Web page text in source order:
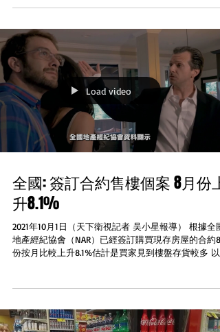
Load video
全國: 簽訂合約售樓個案 8月份上
升8.1%
2021年10月1日（天下衛視記者 吴小星報導） 根據全國
地產經紀協會（NAR）已經簽訂購買現存房屋的合約8
份按月比較上升8.1%估計是買家見到樓盤存貨較多 以